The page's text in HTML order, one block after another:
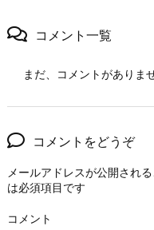
コメント一覧
まだ、コメントがありま
コメントをどうぞ
メールアドレスが公開され
は必須項目です
コメント